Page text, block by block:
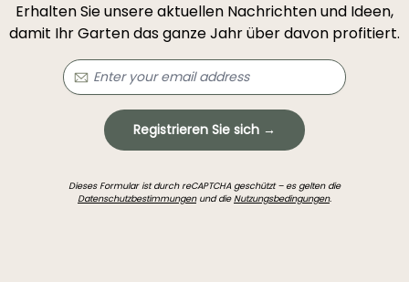
Erhalten Sie unsere aktuellen Nachrichten und Ideen,
damit Ihr Garten das ganze Jahr über davon profitiert.
Registrieren Sie sich →
Dieses Formular ist durch reCAPTCHA geschützt – es gelten die
Datenschutzbestimmungenund dieNutzungsbedingungen.